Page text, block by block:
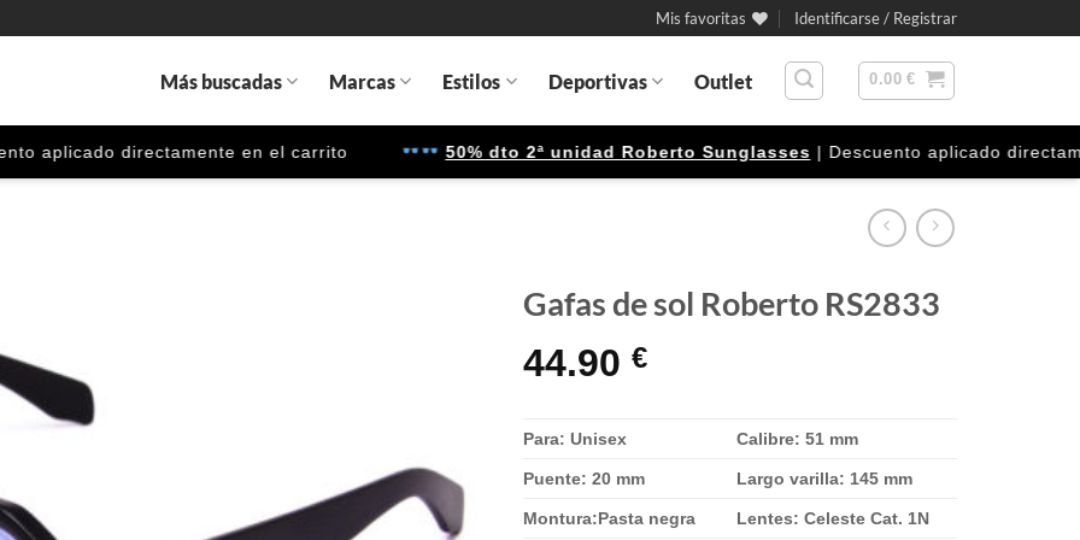
Mis favoritas Identificarse / Registrar
Más buscadas Marcas Estilos Deportivas Outlet 0.00€
directamente en el carrito 50% dto 2ª unidad Roberto Sunglasses | Descuento aplicado
Gafas de sol Roberto RS2833
44.90 €
Para: Unisex Calibre: 51 mm
Puente: 20 mm Largo varilla: 145 mm
Montura:Pasta negra Lentes: Celeste Cat. 1N